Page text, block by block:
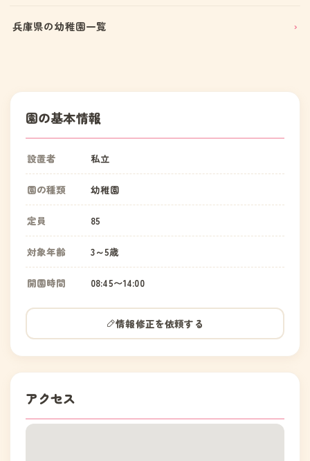
兵庫県の幼稚園一覧
園の基本情報
設置者 私立
園の種類 幼稚園
定員 85
対象年齢 3～5歳
開園時間 08:45〜14:00
情報修正を依頼する
アクセス